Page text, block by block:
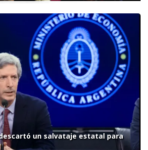
un salvataje estatal para